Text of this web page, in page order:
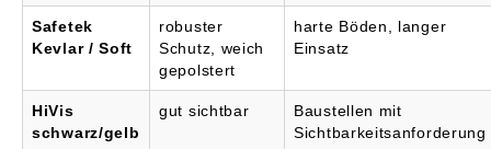
Safetek
Kevlar / Soft
robuster
Schutz, weich
gepolstert
harte Böden, langer
Einsatz
HiVis
schwarz/gelb
gut sichtbar
Baustellen mit
Sichtbarkeitsanforderung